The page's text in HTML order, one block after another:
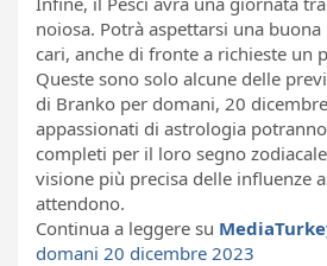
noiosa. Potrà aspettarsi una
cari, anche di fronte a richieste un
Queste sono solo alcune delle
di Branko per domani, 20
appassionati di astrologia
completi per il loro segno
visione più precisa delle influenze
attendono.
Continua a leggere su
domani 20 dicembre 2023